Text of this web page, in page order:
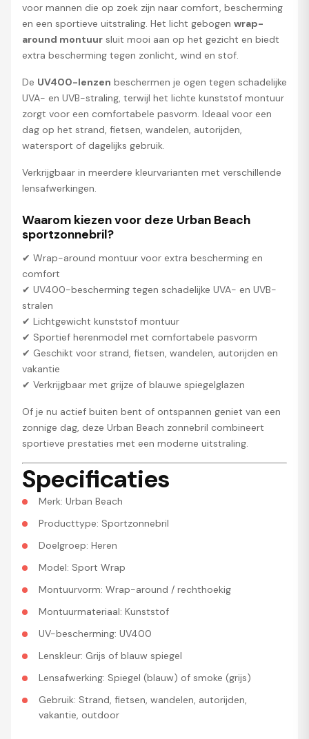
voor mannen die op zoek zijn naar comfort, bescherming
en een sportieve uitstraling. Het licht gebogen wrap-
around montuur sluit mooi aan op het gezicht en biedt
extra bescherming tegen zonlicht, wind en stof.
De UV400-lenzen beschermen je ogen tegen schadelijke
UVA- en UVB-straling, terwijl het lichte kunststof montuur
zorgt voor een comfortabele pasvorm. Ideaal voor een
dag op het strand, fietsen, wandelen, autorijden,
watersport of dagelijks gebruik.
Verkrijgbaar in meerdere kleurvarianten met verschillende
lensafwerkingen.
Waarom kiezen voor deze Urban Beach
sportzonnebril?
✔ Wrap-around montuur voor extra bescherming en
comfort
✔ UV400-bescherming tegen schadelijke UVA- en UVB-
stralen
✔ Lichtgewicht kunststof montuur
✔ Sportief herenmodel met comfortabele pasvorm
✔ Geschikt voor strand, fietsen, wandelen, autorijden en
vakantie
✔ Verkrijgbaar met grijze of blauwe spiegelglazen
Of je nu actief buiten bent of ontspannen geniet van een
zonnige dag, deze Urban Beach zonnebril combineert
sportieve prestaties met een moderne uitstraling.
Specificaties
Merk: Urban Beach
Producttype: Sportzonnebril
Doelgroep: Heren
Model: Sport Wrap
Montuurvorm: Wrap-around / rechthoekig
Montuurmateriaal: Kunststof
UV-bescherming: UV400
Lenskleur: Grijs of blauw spiegel
Lensafwerking: Spiegel (blauw) of smoke (grijs)
Gebruik: Strand, fietsen, wandelen, autorijden,
vakantie, outdoor